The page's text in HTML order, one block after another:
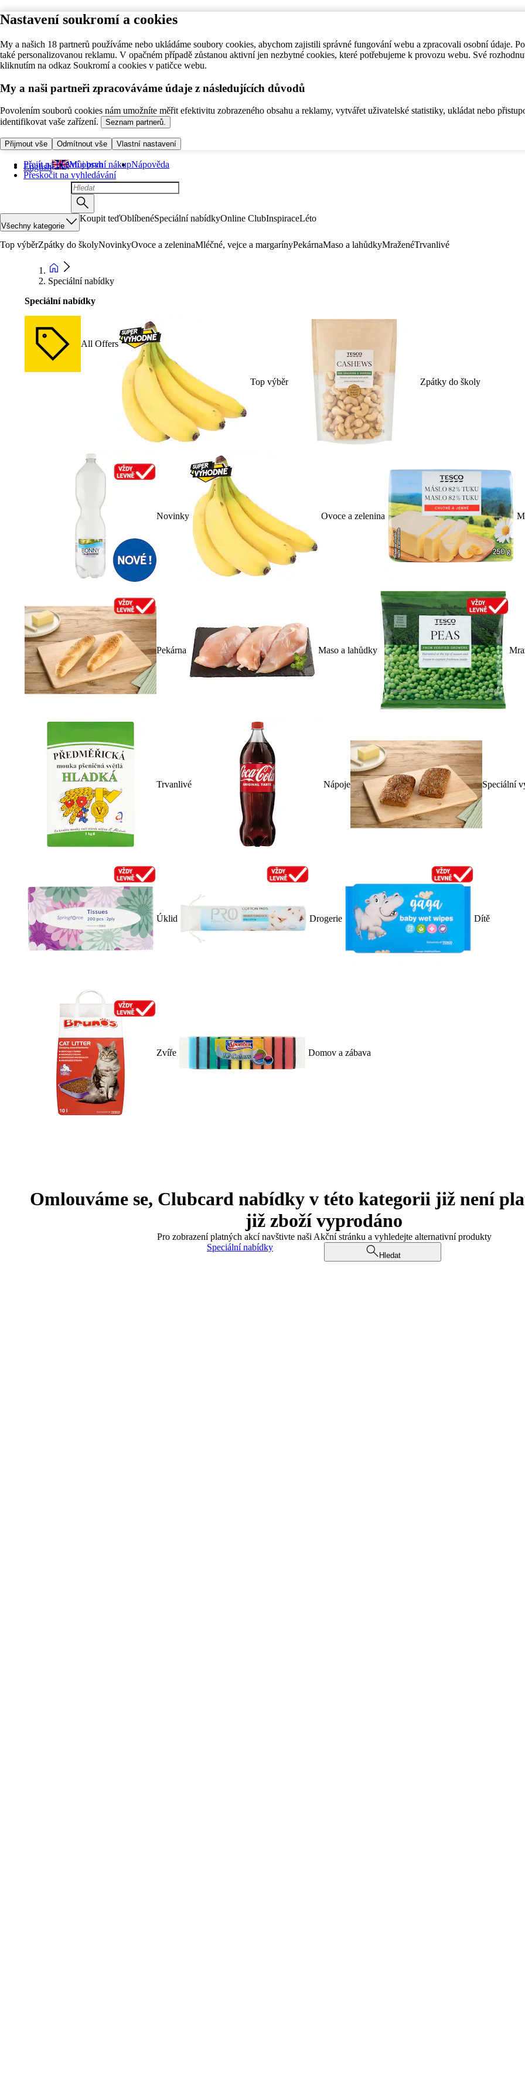
Nastavení soukromí a cookies
My a našich 18 partnerů používáme nebo ukládáme soubory cookies, abychom zajistili správné fungování webu a zpracovali osobní údaje.
také personalizovanou reklamu. V opačném případě zůstanou aktivní jen nezbytné cookies, které potřebujeme k provozu webu. Své
kliknutím na odkaz Soukromí a cookies v patičce webu.
My a naši partneři zpracováváme údaje z následujících důvodů
Povolením souborů cookies nám umožníte měřit efektivitu zobrazeného obsahu a reklamy, vytvářet uživatelské statistiky, ukládat nebo
identifikovat vaše zařízení.
Seznam partnerů.
Přijmout vše Odmítnout vše Vlastní nastavení
Přejít na hlavní obsah
Přeskočit na vyhledávání
English Můj první nákupNápověda
Všechny kategorie
Koupit teďOblíbenéSpeciální nabídkyOnline ClubInspiraceLéto
Top výběrZpátky do školyNovinkyOvoce a zeleninaMléčné, vejce a margarínyPekárnaMaso a lahůdkyMraženéTrvanlivé
Speciální nabídky
Speciální nabídky
All Offers
Top výběr Zpátky do školy
Novinky Ovoce a zelenina
Pekárna Maso a lahůdky
Trvanlivé Nápoje Speciální
Úklid Drogerie Dítě
Zvíře Domov a zábava
Omlouváme se, Clubcard nabídky v této kategorii již není
již zboží vyprodáno
Pro zobrazení platných akcí navštivte naši Akční stránku a vyhledejte alternativní produkty
Speciální nabídky
Hledat